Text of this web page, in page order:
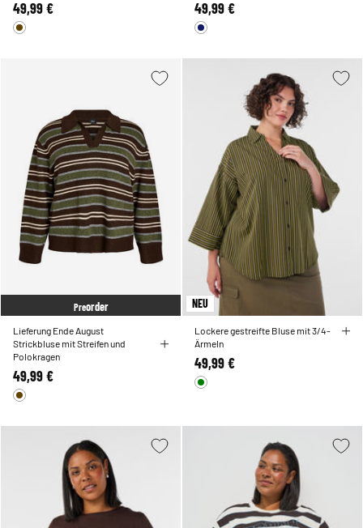
49,99 € 49,99 €
Preorder
Lieferung Ende August
Strickbluse mit Streifen und
Polokragen
49,99 €
NEU
Lockere gestreifte Bluse mit 3/4-
Ärmeln
49,99 €